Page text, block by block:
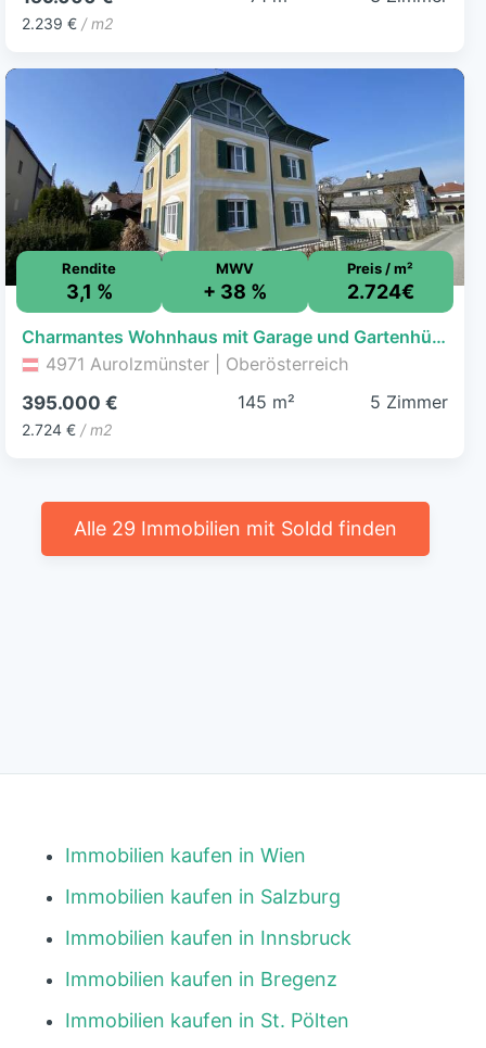
2.239 € / m2
Rendite
3,1 %
MWV
+ 38 %
Preis / m²
2.724€
Charmantes Wohnhaus mit Garage und Gartenhütte - Gepflegt & voller Potenzial
4971 Aurolzmünster | Oberösterreich
395.000 €
2.724 € / m2
145 m² 5 Zimmer
Alle 29 Immobilien mit Soldd finden
Immobilien kaufen in Wien
Immobilien kaufen in Salzburg
Immobilien kaufen in Innsbruck
Immobilien kaufen in Bregenz
Immobilien kaufen in St. Pölten